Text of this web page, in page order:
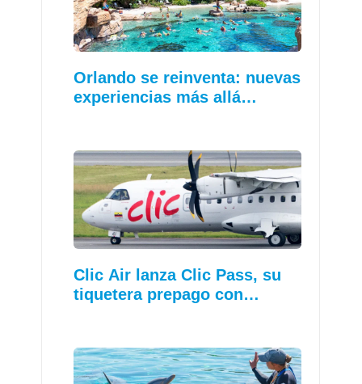
Orlando se reinventa: nuevas
experiencias más allá…
Clic Air lanza Clic Pass, su
tiquetera prepago con…